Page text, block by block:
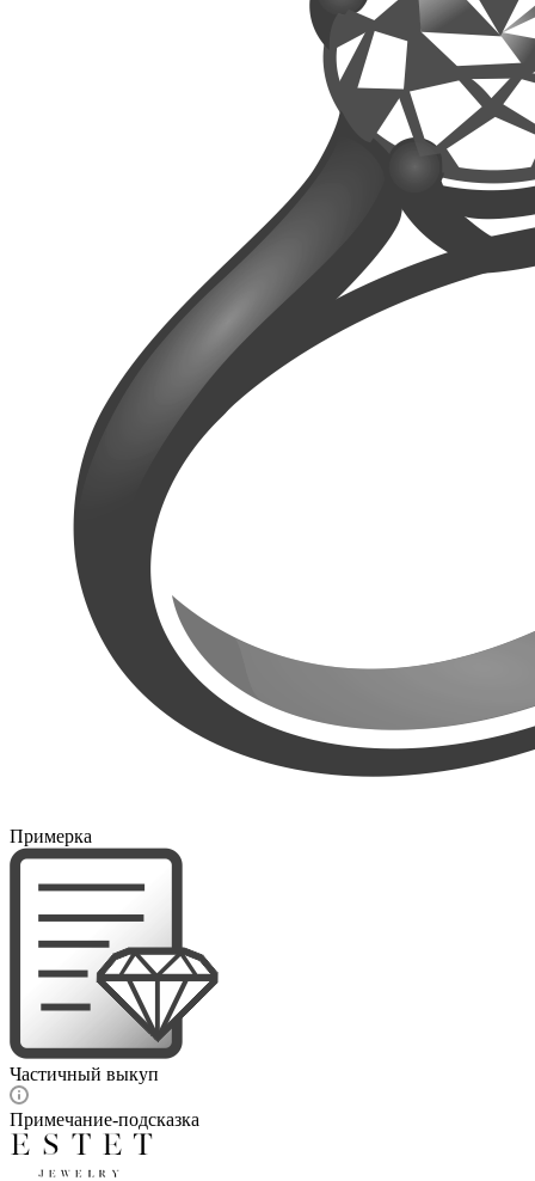
Примерка
Частичный выкуп
Примечание-подсказка